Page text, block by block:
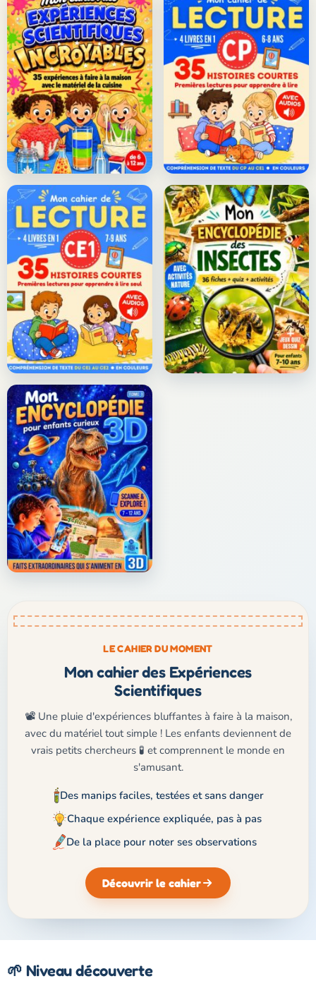
LE CAHIER DU MOMENT
Mon cahier des Expériences
Scientifiques
📽️ Une pluie d'expériences bluffantes à faire à la maison,
avec du matériel tout simple ! Les enfants deviennent de
vrais petits chercheurs 🧪 et comprennent le monde en
s'amusant.
Des manips faciles, testées et sans danger
Chaque expérience expliquée, pas à pas
De la place pour noter ses observations
Découvrir le cahier
🌱 Niveau découverte